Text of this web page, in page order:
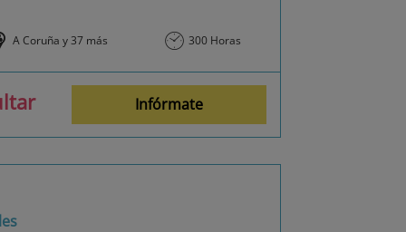
A Coruña y 37 más 300 Horas
Infórmate